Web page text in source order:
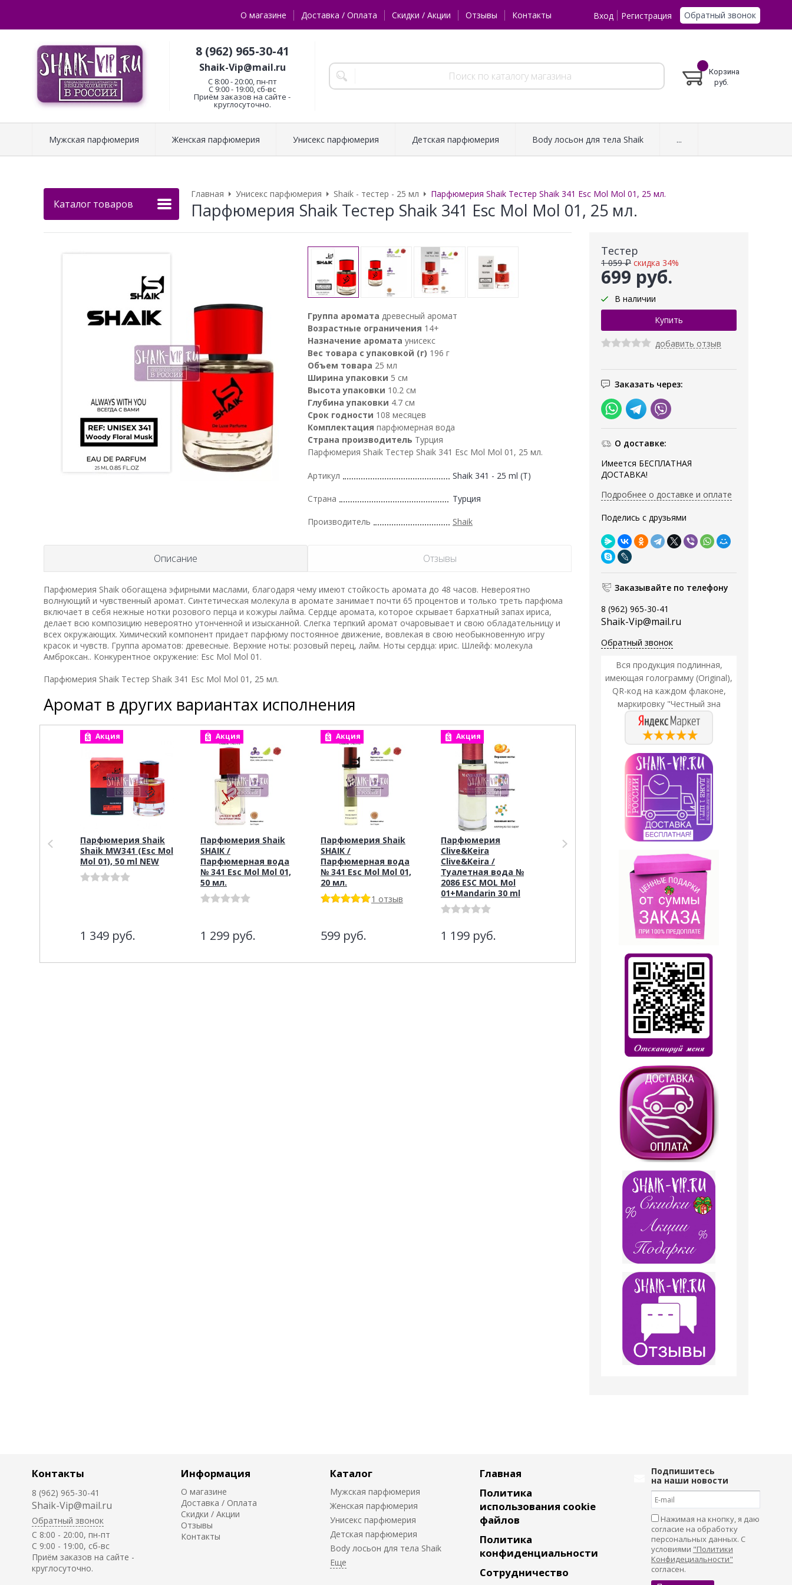
О магазине Доставка / Оплата Скидки / Акции Отзывы Контакты Вход Регистрация Обратный звонок
8 (962) 965-30-41
Shaik-Vip@mail.ru
C 8:00 - 20:00, пн-пт
С 9:00 - 19:00, сб-вс
Приём заказов на сайте -
круглосуточно.
Корзина
руб.
Мужская парфюмерия Женская парфюмерия Унисекс парфюмерия Детская парфюмерия Body лосьон для тела Shaik ...
Каталог товаров
Главная Унисекс парфюмерия Shaik - тестер - 25 мл Парфюмерия Shaik Тестер Shaik 341 Esc Mol Mol 01, 25 мл.
Парфюмерия Shaik Тестер Shaik 341 Esc Mol Mol 01, 25 мл.
Тестер
699 руб.
1 059 ₽ скидка 34%
В наличии
добавить отзыв
Заказать через:
О доставке:
Имеется БЕСПЛАТНАЯ
ДОСТАВКА!
Подробнее о доставке и оплате
Поделись с друзьями
Заказывайте по телефону
8 (962) 965-30-41
Shaik-Vip@mail.ru
Обратный звонок
Вся продукция подлинная,
имеющая голограмму (Original),
QR-код на каждом флаконе,
маркировку "Честный зна
Группа аромата древесный аромат
Возрастные ограничения 14+
Назначение аромата унисекс
Вес товара с упаковкой (г) 196 г
Объем товара 25 мл
Ширина упаковки 5 см
Высота упаковки 10.2 см
Глубина упаковки 4.7 см
Срок годности 108 месяцев
Комплектация парфюмерная вода
Страна производитель Турция
Парфюмерия Shaik Тестер Shaik 341 Esc Mol Mol 01, 25 мл.
Артикул Shaik 341 - 25 ml (T)
Страна Турция
Производитель Shaik
Описание Отзывы
Парфюмерия Shaik обогащена эфирными маслами, благодаря чему имеют стойкость аромата до 48 часов. Невероятно
волнующий и чувственный аромат. Синтетическая молекула в аромате занимает почти 65 процентов и только треть парфюма
включает в себя нежные нотки розового перца и кожуры лайма. Сердце аромата, которое скрывает бархатный запах ириса,
делает всю композицию невероятно утонченной и изысканной. Слегка терпкий аромат очаровывает и свою обладательницу и
всех окружающих. Химический компонент придает парфюму постоянное движение, вовлекая в свою необыкновенную игру
красок и чувств. Группа ароматов: древесные. Верхние ноты: розовый перец, лайм. Ноты сердца: ирис. Шлейф: молекула
Амброксан.. Конкурентное окружение: Esc Mol Mol 01.
Парфюмерия Shaik Тестер Shaik 341 Esc Mol Mol 01, 25 мл.
Аромат в других вариантах исполнения
Акция
Парфюмерия Shaik
Shaik MW341 (Esc Mol
Mol 01), 50 ml NEW
1 349 руб.
Акция
Парфюмерия Shaik
SHAIK /
Парфюмерная вода
№ 341 Esc Mol Mol 01,
50 мл.
1 299 руб.
Акция
Парфюмерия Shaik
SHAIK /
Парфюмерная вода
№ 341 Esc Mol Mol 01,
20 мл.
1 отзыв
599 руб.
Акция
Парфюмерия
Clive&Keira
Clive&Keira /
Туалетная вода №
2086 ESC MOL Mol
01+Mandarin 30 ml
1 199 руб.
Парфюмерия
Clive&Keira
Туалетная вода №
2088 ESC MOL M+ MOL
Акция
Парфюмерия
Clive&Keira /
Туалетная вода
№2045 Mol 01 Esc Mol
30ml
1 199
Контакты
8 (962) 965-30-41
Shaik-Vip@mail.ru
Обратный звонок
C 8:00 - 20:00, пн-пт
С 9:00 - 19:00, сб-вс
Приём заказов на сайте -
круглосуточно.
Информация
О магазине
Доставка / Оплата
Скидки / Акции
Отзывы
Контакты
Каталог
Мужская парфюмерия
Женская парфюмерия
Унисекс парфюмерия
Детская парфюмерия
Body лосьон для тела Shaik
Главная
Политика
использования cookie
файлов
Политика
конфиденциальности
Сотрудничество
Подпишитесь
на наши новости
Нажимая на кнопку, я даю
согласие на обработку
персональных данных. С
условиями "Политики
Конфидециальности"
согласен.